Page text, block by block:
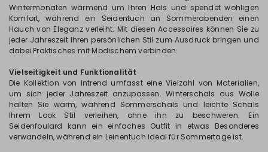
Wintermonaten wärmend um Ihren Hals und spendet wohligen
Komfort, während ein Seidentuch an Sommerabenden einen
Hauch von Eleganz verleiht. Mit diesen Accessoires können Sie zu
jeder Jahreszeit Ihren persönlichen Stil zum Ausdruck bringen und
dabei Praktisches mit Modischem verbinden.
Vielseitigkeit und Funktionalität
Die Kollektion von Intrend umfasst eine Vielzahl von Materialien,
um sich jeder Jahreszeit anzupassen. Winterschals aus Wolle
halten Sie warm, während Sommerschals und leichte Schals
Ihrem Look Stil verleihen, ohne ihn zu beschweren. Ein
Seidenfoulard kann ein einfaches Outfit in etwas Besonderes
verwandeln, während ein Leinentuch ideal für Sommertage ist.